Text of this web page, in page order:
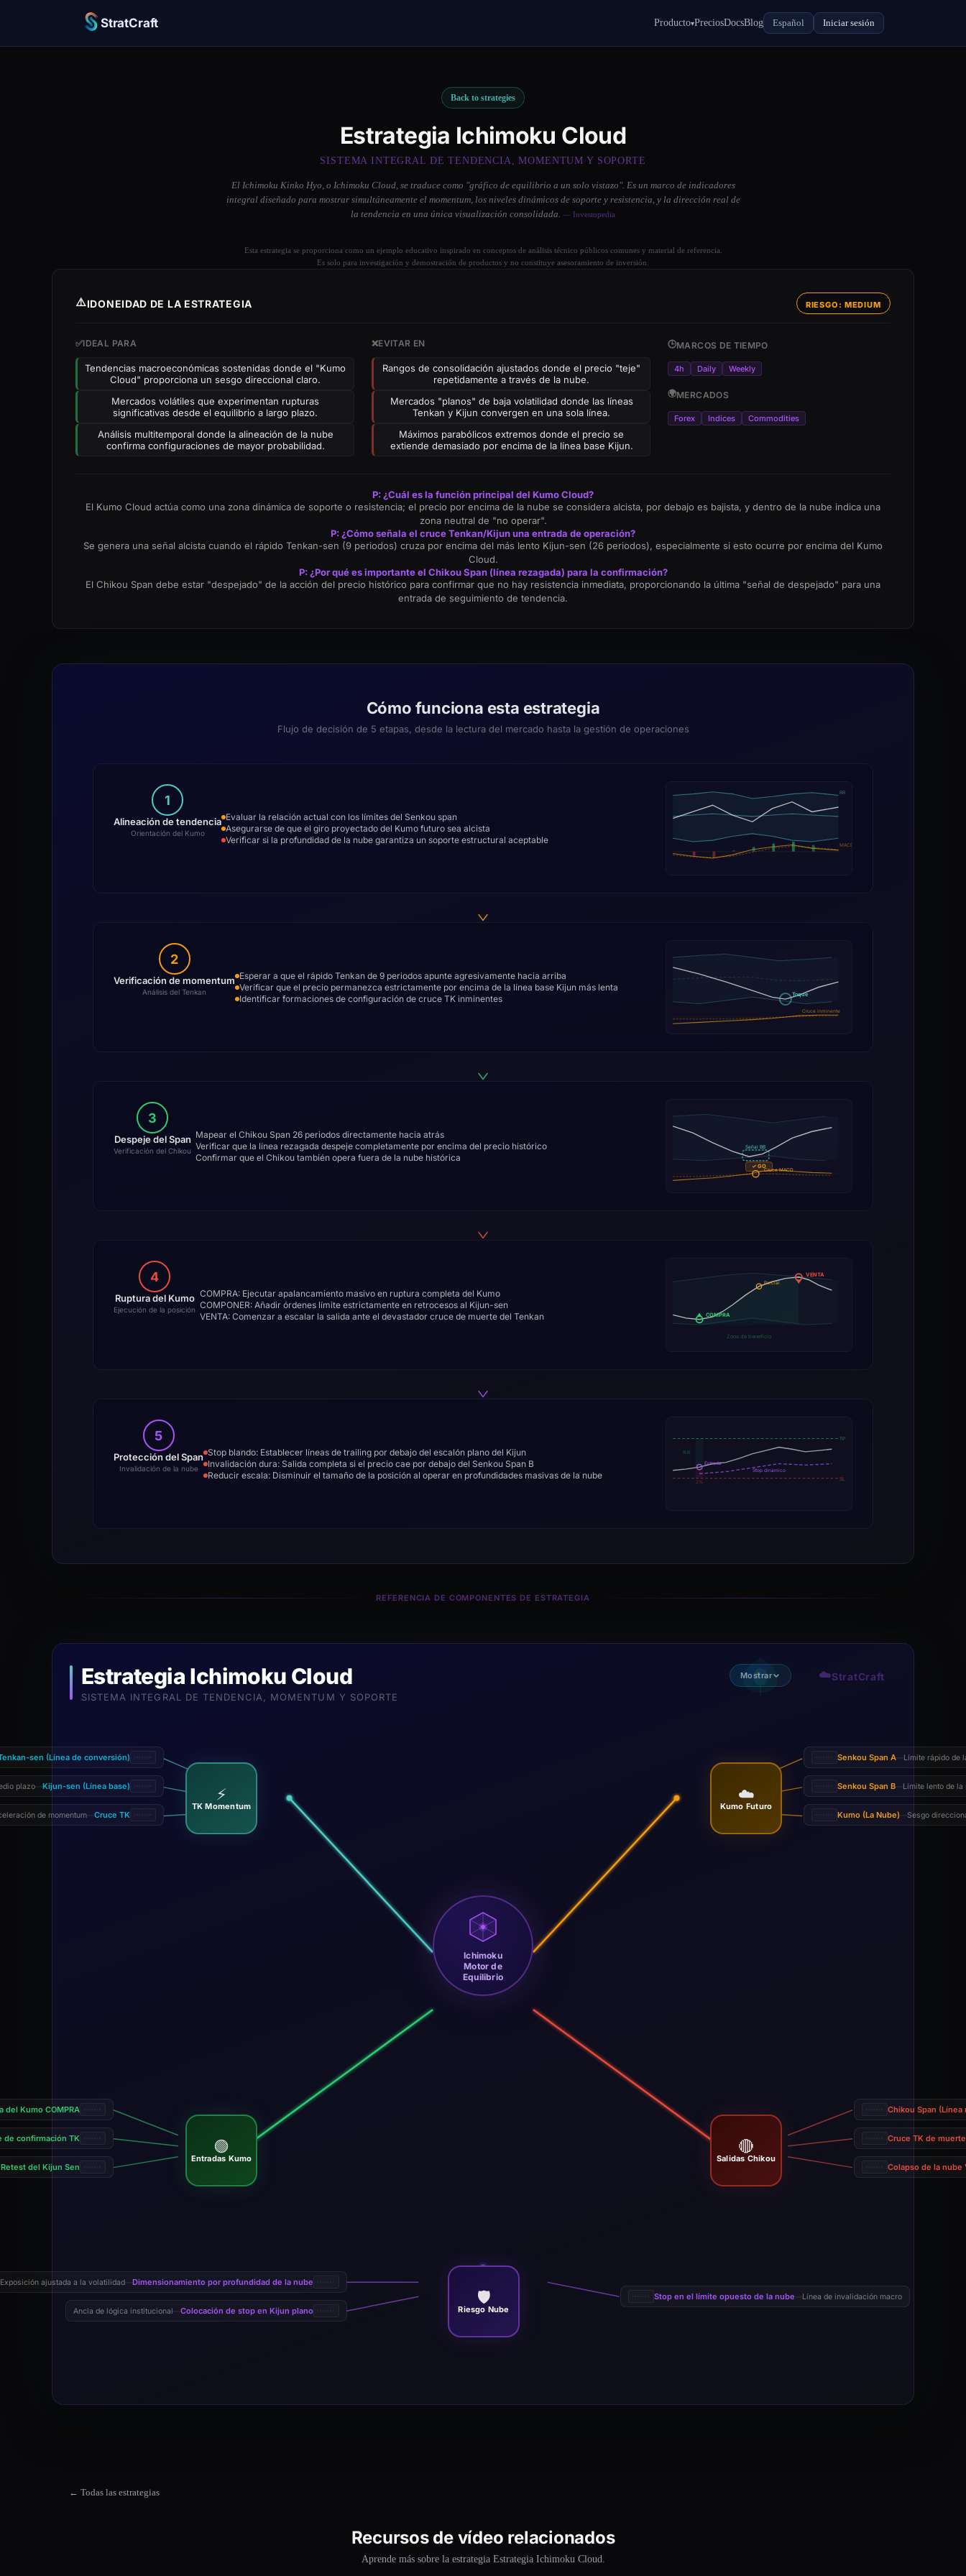
StratCraft Producto▾PreciosDocsBlog Español Iniciar sesión
Back to strategies
Estrategia Ichimoku Cloud
SISTEMA INTEGRAL DE TENDENCIA, MOMENTUM Y SOPORTE
El Ichimoku Kinko Hyo, o Ichimoku Cloud, se traduce como "gráfico de equilibrio a un solo vistazo". Es un marco de indicadores
integral diseñado para mostrar simultáneamente el momentum, los niveles dinámicos de soporte y resistencia, y la dirección real de
la tendencia en una única visualización consolidada. — Investopedia
Esta estrategia se proporciona como un ejemplo educativo inspirado en conceptos de análisis técnico públicos comunes y material de referencia.
Es solo para investigación y demostración de productos y no constituye asesoramiento de inversión.
⚠️IDONEIDAD DE LA ESTRATEGIA RIESGO: MEDIUM
✅IDEAL PARA
Tendencias macroeconómicas sostenidas donde el "Kumo
Cloud" proporciona un sesgo direccional claro.
Mercados volátiles que experimentan rupturas
significativas desde el equilibrio a largo plazo.
Análisis multitemporal donde la alineación de la nube
confirma configuraciones de mayor probabilidad.
❌EVITAR EN
Rangos de consolidación ajustados donde el precio "teje"
repetidamente a través de la nube.
Mercados "planos" de baja volatilidad donde las líneas
Tenkan y Kijun convergen en una sola línea.
Máximos parabólicos extremos donde el precio se
extiende demasiado por encima de la línea base Kijun.
🕒MARCOS DE TIEMPO
4h Daily Weekly
🌍MERCADOS
Forex Indices Commodities
P: ¿Cuál es la función principal del Kumo Cloud?
El Kumo Cloud actúa como una zona dinámica de soporte o resistencia; el precio por encima de la nube se considera alcista, por debajo es bajista, y dentro de la nube indica una
zona neutral de "no operar".
P: ¿Cómo señala el cruce Tenkan/Kijun una entrada de operación?
Se genera una señal alcista cuando el rápido Tenkan-sen (9 periodos) cruza por encima del más lento Kijun-sen (26 periodos), especialmente si esto ocurre por encima del Kumo
Cloud.
P: ¿Por qué es importante el Chikou Span (línea rezagada) para la confirmación?
El Chikou Span debe estar "despejado" de la acción del precio histórico para confirmar que no hay resistencia inmediata, proporcionando la última "señal de despejado" para una
entrada de seguimiento de tendencia.
Cómo funciona esta estrategia
Flujo de decisión de 5 etapas, desde la lectura del mercado hasta la gestión de operaciones
1
Alineación de tendencia
Orientación del Kumo
Evaluar la relación actual con los límites del Senkou span
Asegurarse de que el giro proyectado del Kumo futuro sea alcista
Verificar si la profundidad de la nube garantiza un soporte estructural aceptable
BB
MACD
2
Verificación de momentum
Análisis del Tenkan
Esperar a que el rápido Tenkan de 9 periodos apunte agresivamente hacia arriba
Verificar que el precio permanezca estrictamente por encima de la línea base Kijun más lenta
Identificar formaciones de configuración de cruce TK inminentes
Toque
Cruce inminente
3
Despeje del Span
Verificación del Chikou
Mapear el Chikou Span 26 periodos directamente hacia atrás
Verificar que la línea rezagada despeje completamente por encima del precio histórico
Confirmar que el Chikou también opera fuera de la nube histórica
Señal BB
Cruce MACD
✓ GO
4
Ruptura del Kumo
Ejecución de la posición
COMPRA: Ejecutar apalancamiento masivo en ruptura completa del Kumo
COMPONER: Añadir órdenes límite estrictamente en retrocesos al Kijun-sen
VENTA: Comenzar a escalar la salida ante el devastador cruce de muerte del Tenkan
COMPRA
Parcial
VENTA
Zona de beneficio
5
Protección del Span
Invalidación de la nube
Stop blando: Establecer líneas de trailing por debajo del escalón plano del Kijun
Invalidación dura: Salida completa si el precio cae por debajo del Senkou Span B
Reducir escala: Disminuir el tamaño de la posición al operar en profundidades masivas de la nube
Entrada
SL
TP
Stop dinámico
2%
R:R
REFERENCIA DE COMPONENTES DE ESTRATEGIA
Estrategia Ichimoku Cloud
SISTEMA INTEGRAL DE TENDENCIA, MOMENTUM Y SOPORTE
Ichimoku
Motor de
Equilibrio
☁️StratCraft
Mostrar
⚡
TK Momentum
sen (Línea de conversión)
Kijun-sen (Línea base)
plazo
Cruce TK
de momentum
☁️
Kumo Futuro
Senkou Span A Límite rápido de
Senkou Span B Límite lento de
Kumo (La Nube) Sesgo
🟢
Entradas Kumo
del Kumo COMPRA
de confirmación TK
Retest del Kijun Sen
🔴
Salidas Chikou
Chikou Span (Línea
Cruce TK de
Colapso de la nube
🛡️
Riesgo Nube
Dimensionamiento por profundidad de la nube
Exposición ajustada a la volatilidad
Colocación de stop en Kijun plano
Ancla de lógica institucional
Stop en el límite opuesto de la nube Línea de invalidación macro
← Todas las estrategias
Recursos de vídeo relacionados
Aprende más sobre la estrategia Estrategia Ichimoku Cloud.